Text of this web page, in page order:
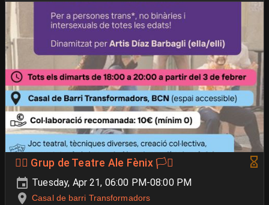
🐦‍🔥 Grup de Teatre Ale Fènix 🏳️‍⚧️
Tuesday, Apr 21, 06:00 PM-08:00 PM
Casal de barri Transformadors